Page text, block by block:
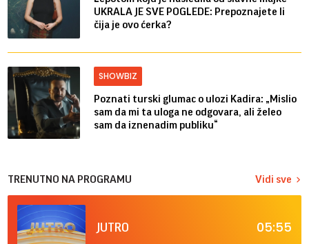
UKRALA JE SVE POGLEDE: Prepoznajete li
čija je ovo ćerka?
SHOWBIZ
Poznati turski glumac o ulozi Kadira: „Mislio
sam da mi ta uloga ne odgovara, ali želeo
sam da iznenadim publiku“
TRENUTNO NA PROGRAMU Vidi sve
JUTRO 05:55